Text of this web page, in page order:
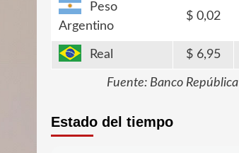
Peso
Argentino
0,02
Real 6,95
Fuente: Banco República
Estado del tiempo